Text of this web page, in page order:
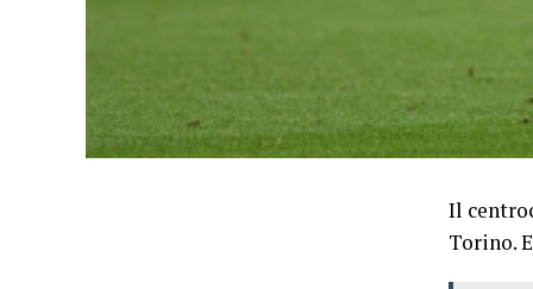
Il
Torino.